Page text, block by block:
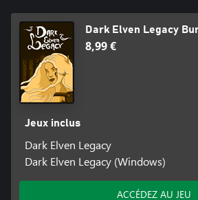
Dark Elven Legacy
8,99 €
Jeux inclus
Dark Elven Legacy
Dark Elven Legacy (Windows)
ACCÉDEZ AU JEU